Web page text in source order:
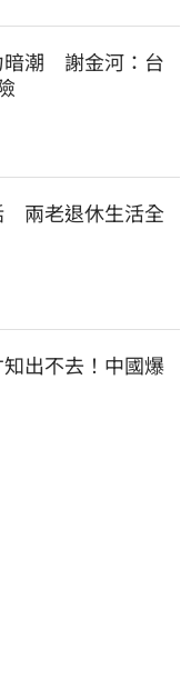
潮　謝金河：台
兩老退休生活全
出不去！中國爆